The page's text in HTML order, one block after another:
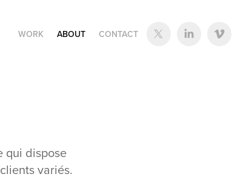
WORK ABOUT CONTACT
qui dispose
variés.